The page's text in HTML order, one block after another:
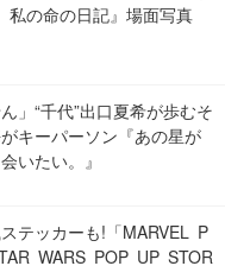
私の命の日記』場面写真
」“千代”出口夏希が歩むそ
キーパーソン『あの星が
いたい。』
テッカーも!「MARVEL P
WARS POP UP STOR